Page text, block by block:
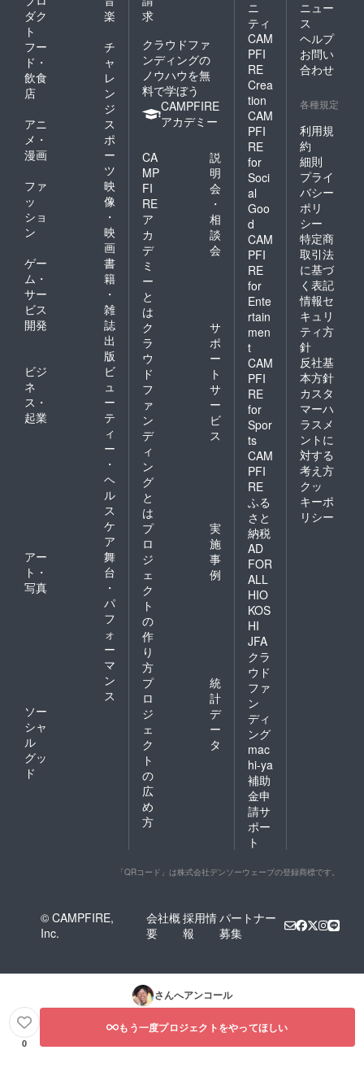
ダク
ト
楽
フー
ド・
飲食
店
チ
ャ
レ
ン
ジ
アニ
メ・
漫画
ス
ポ
ー
ツ
ファ
ッ
ショ
ン
映
像
・
映
画
ゲー
ム・
サー
ビス
開発
書
籍
・
雑
誌
出
版
ビジ
ネ
ス・
起業
ビ
ュ
ー
テ
ィ
ー
・
ヘ
ル
ス
ケ
ア
アー
ト・
写真
舞
台
・
パ
フ
ォ
ー
マ
ン
ス
ソー
シャ
ル
グッ
ド
求
クラウドファ
ンディングの
ノウハウを無
料で学ぼう
CAMPFIRE
アカデミー
CA
MP
FI
RE
ア
カ
デ
ミ
ー
と
は
説
明
会
・
相
談
会
ク
ラ
ウ
ド
フ
ァ
ン
デ
ィ
ン
グ
と
は
サ
ポ
ー
ト
サ
ー
ビ
ス
プ
ロ
ジ
ェ
ク
ト
の
作
り
方
実
施
事
例
プ
ロ
ジ
ェ
ク
ト
の
広
め
方
統
計
デ
ー
タ
ニ
ティ
CAM
PFI
RE
Crea
tion
CAM
PFI
RE
for
Soci
al
Goo
d
CAM
PFI
RE
for
Ente
rtain
men
t
CAM
PFI
RE
for
Spor
ts
CAM
PFI
RE
ふる
さと
納税
AD
FOR
ALL
HIO
KOS
HI
JFA
クラ
ウド
ファ
ン
ディ
ング
mac
hi-ya
補助
金申
請サ
ポー
ト
ニュー
ス
ヘルプ
お問い
合わせ
各種規定
利用規
約
細則
プライ
バシー
ポリ
シー
特定商
取引法
に基づ
く表記
情報セ
キュリ
ティ方
針
反社基
本方針
カスタ
マーハ
ラスメ
ントに
対する
考え方
クッ
キーポ
リシー
「QRコード」は株式会社デンソーウェーブの登録商標です。
© CAMPFIRE,
Inc.
会社概
要
採用情
報
パートナー
募集
さんへアンコール
0
もう一度プロジェクトをやってほしい